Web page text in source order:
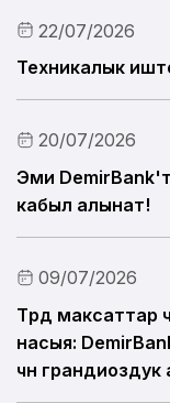
22/07/2026
Техникалык
20/07/2026
Эми
кабыл алынат!
09/07/2026
Түрдүү
насыя:
үчүн